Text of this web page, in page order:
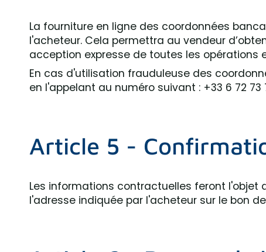
La fourniture en ligne des coordonnées
l'acheteur. Cela permettra au vendeur
acception expresse de toutes les opérations
En cas d'utilisation frauduleuse des
en l'appelant au numéro suivant : +33 6 72
Article 5 -
Les informations contractuelles feront
l'adresse indiquée par l'acheteur sur le bon